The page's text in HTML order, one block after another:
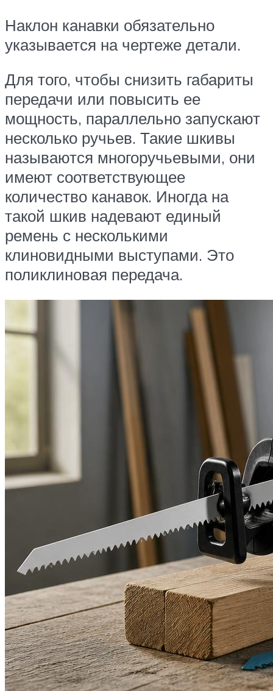
Наклон канавки обязательно
указывается на чертеже детали.
Для того, чтобы снизить габариты
передачи или повысить ее
мощность, параллельно запускают
несколько ручьев. Такие шкивы
называются многоручьевыми, они
имеют соответствующее
количество канавок. Иногда на
такой шкив надевают единый
ремень с несколькими
клиновидными выступами. Это
поликлиновая передача.